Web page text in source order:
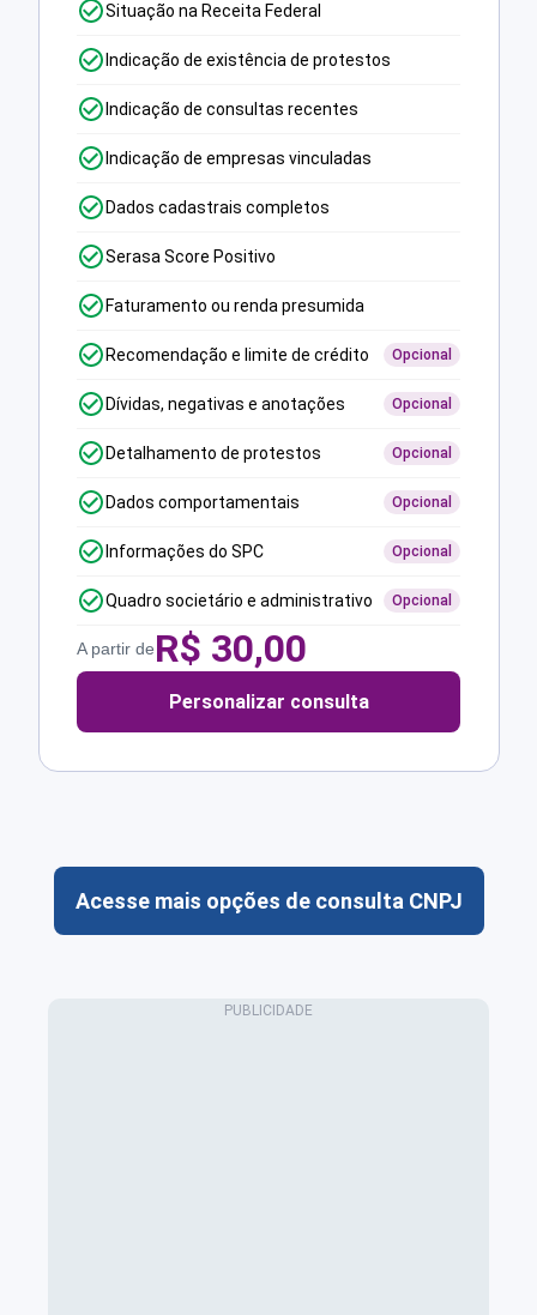
Situação na Receita Federal
Indicação de existência de protestos
Indicação de consultas recentes
Indicação de empresas vinculadas
Dados cadastrais completos
Serasa Score Positivo
Faturamento ou renda presumida
Recomendação e limite de crédito Opcional
Dívidas, negativas e anotações Opcional
Detalhamento de protestos Opcional
Dados comportamentais Opcional
Informações do SPC Opcional
Quadro societário e administrativo Opcional
A partir deR$ 30,00
Personalizar consulta
Acesse mais opções de consulta CNPJ